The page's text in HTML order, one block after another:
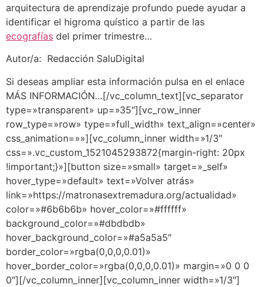
arquitectura de aprendizaje profundo puede ayudar a
identificar el higroma quístico a partir de las
ecografías del primer trimestre…
Autor/a: Redacción SaluDigital
Si deseas ampliar esta información pulsa en el enlace
MÁS INFORMACIÓN…[/vc_column_text][vc_separator
type=»transparent» up=»35″][vc_row_inner
row_type=»row» type=»full_width» text_align=»center»
css_animation=»»][vc_column_inner width=»1/3″
css=».vc_custom_1521045293872{margin-right: 20px
!important;}»][button size=»small» target=»_self»
hover_type=»default» text=»Volver atrás»
link=»https://matronasextremadura.org/actualidad»
color=»#6b6b6b» hover_color=»#ffffff»
background_color=»#dbdbdb»
hover_background_color=»#a5a5a5″
border_color=»rgba(0,0,0,0.01)»
hover_border_color=»rgba(0,0,0,0.01)» margin=»0 0 0
0″][/vc_column_inner][vc_column_inner width=»1/3″]